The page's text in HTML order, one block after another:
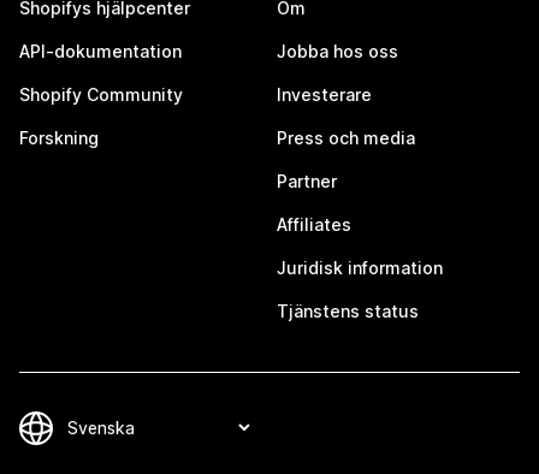
Shopifys hjälpcenter
API-dokumentation
Shopify Community
Forskning
Om
Jobba hos oss
Investerare
Press och media
Partner
Affiliates
Juridisk information
Tjänstens status